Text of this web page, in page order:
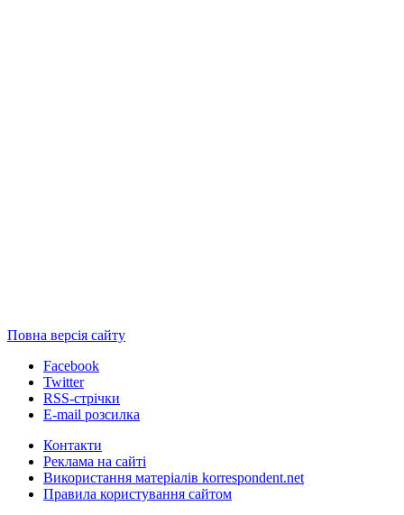
Повна версія сайту
Facebook
Twitter
RSS-стрічки
E-mail розсилка
Контакти
Реклама на сайті
Використання матеріалів korrespondent.net
Правила користування сайтом